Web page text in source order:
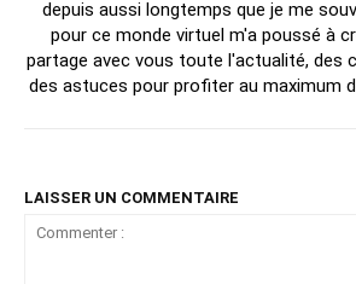
depuis aussi longtemps que je me
pour ce monde virtuel m'a poussé à
partage avec vous toute l'actualité, des
des astuces pour profiter au maximum
LAISSER UN COMMENTAIRE